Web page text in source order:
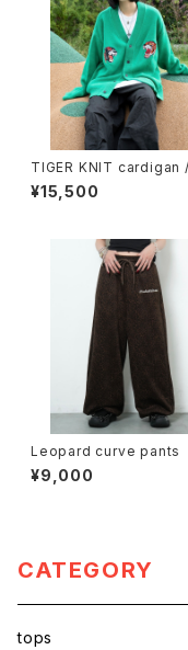
TIGER KNIT cardigan
en
¥15,500
Leopard curve pants
¥9,000
CATEGORY
tops